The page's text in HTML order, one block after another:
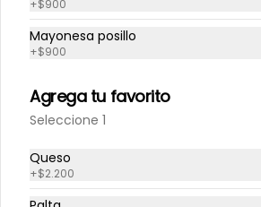
lechuga, tomate, pepinillo, mayo.
$9.900
Hamburguesa
Hamburguesa, tocino, poroto verde,
palta, tomate, pepinillo, mayo.
+$900
Mayonesa posillo
+$900
Agrega tu favorito
Seleccione 1
Queso
+$2.200